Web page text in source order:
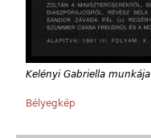
Kelényi Gabriella munkája
Bélyegkép